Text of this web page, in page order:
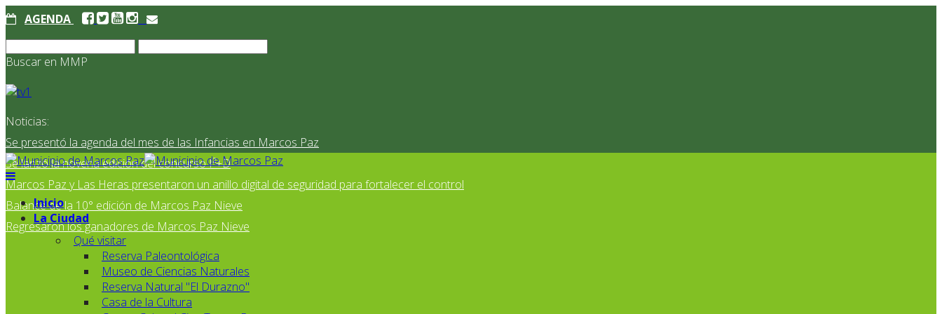
AGENDA
Buscar en MMP
Noticias:
Se presentó la agenda del mes de las Infancias en Marcos Paz
Se lanzó la novena edición del concurso I²+D
Marcos Paz y Las Heras presentaron un anillo digital de seguridad para fortalecer el control
Balance de la 10° edición de Marcos Paz Nieve
Regresaron los ganadores de Marcos Paz Nieve
Inicio
La Ciudad
Qué visitar
Reserva Paleontológica
Museo de Ciencias Naturales
Reserva Natural "El Durazno"
Casa de la Cultura